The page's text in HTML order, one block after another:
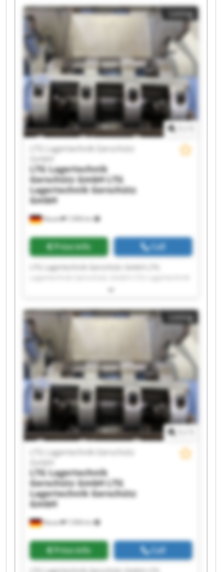
Lagertechnik Gerschütz GmbH LTG Lagertechnik
Gerschütz GmbH LTG Lagertechnik Gerschütz
Lagertechnik Gerschütz GmbH LTG Lagertechnik
Gerschütz GmbH LTG Lagertechnik Gerschütz
GmbH LTG Lagertechnik Gerschütz GmbH LTG
Lagertechnik Gerschütz GmbH LTG Lagertechnik
Gerschütz GmbH LTG Lagertechnik Gerschütz
GmbH LTG Lagertechnik Gerschütz GmbH LTG
Lagertechnik Gerschütz GmbH LTG Lagertechnik
Gerschütz GmbH LTG Lagertechnik Gerschütz
GmbH
Listing
Nauen 7,908 km
LTG Lagertechnik Gerschütz
LTG Lagertechnik
Gerschütz GmbHLTG
Lagertechnik Gerschütz
GmbH
Price info Call
LTG Lagertechnik Gerschütz GmbH LTG
Gerschütz GmbH LTG Lagertechnik Gerschütz
Lagertechnik Gerschütz GmbH LTG Lagertechnik
Gerschütz GmbH LTG Lagertechnik Gerschütz
Lagertechnik Gerschütz GmbH LTG Lagertechnik
Gerschütz GmbH LTG Lagertechnik Gerschütz
GmbH LTG Lagertechnik Gerschütz GmbH LTG
Lagertechnik Gerschütz GmbH LTG Lagertechnik
Gerschütz GmbH LTG Lagertechnik Gerschütz
GmbH LTG Lagertechnik Gerschütz GmbH LTG
Lagertechnik Gerschütz GmbH LTG Lagertechnik
Gerschütz GmbH LTG Lagertechnik Gerschütz
GmbH
Listing
Nauen 7,908 km
LTG Lagertechnik Gerschütz
LTG Lagertechnik
Gerschütz GmbHLTG
Lagertechnik Gerschütz
GmbH
Price info Call